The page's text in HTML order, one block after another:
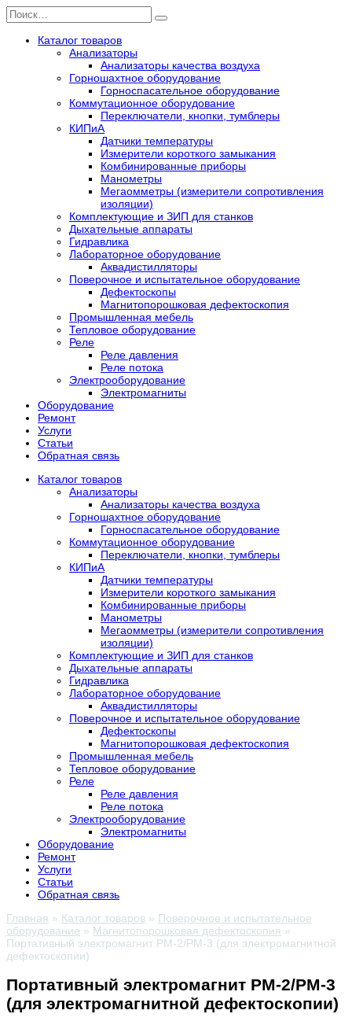
Перейти
к
содержанию
Search
for:
Каталог товаров
Анализаторы
Анализаторы качества воздуха
Горношахтное оборудование
Горноспасательное оборудование
Коммутационное оборудование
Переключатели, кнопки, тумблеры
КИПиА
Датчики температуры
Измерители короткого замыкания
Комбинированные приборы
Манометры
Мегаомметры (измерители сопротивления
изоляции)
Комплектующие и ЗИП для станков
Дыхательные аппараты
Гидравлика
Лабораторное оборудование
Аквадистилляторы
Поверочное и испытательное оборудование
Дефектоскопы
Магнитопорошковая дефектоскопия
Промышленная мебель
Тепловое оборудование
Реле
Реле давления
Реле потока
Электрооборудование
Электромагниты
Оборудование
Ремонт
Услуги
Статьи
Обратная связь
Каталог товаров
Анализаторы
Анализаторы качества воздуха
Горношахтное оборудование
Горноспасательное оборудование
Коммутационное оборудование
Переключатели, кнопки, тумблеры
КИПиА
Датчики температуры
Измерители короткого замыкания
Комбинированные приборы
Манометры
Мегаомметры (измерители сопротивления
изоляции)
Комплектующие и ЗИП для станков
Дыхательные аппараты
Гидравлика
Лабораторное оборудование
Аквадистилляторы
Поверочное и испытательное оборудование
Дефектоскопы
Магнитопорошковая дефектоскопия
Промышленная мебель
Тепловое оборудование
Реле
Реле давления
Реле потока
Электрооборудование
Электромагниты
Оборудование
Ремонт
Услуги
Статьи
Обратная связь
Главная » Каталог товаров » Поверочное и испытательное
оборудование » Магнитопорошковая дефектоскопия »
Портативный электромагнит PM-2/PM-3 (для электромагнитной
дефектоскопии)
Портативный электромагнит PM-2/PM-3
(для электромагнитной дефектоскопии)